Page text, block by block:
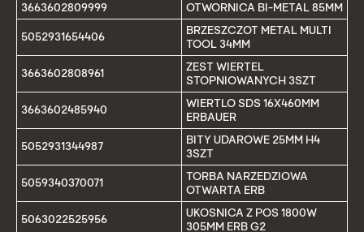
3663602809999
OTWORNICA BI-METAL 85MM
5052931654406
BRZESZCZOT METAL MULTI
TOOL 34MM
3663602808961
ZEST WIERTEL
STOPNIOWANYCH 3SZT
3663602485940
WIERTLO SDS 16X460MM
ERBAUER
5052931344987
BITY UDAROWE 25MM H4
3SZT
5059340370071
TORBA NARZEDZIOWA
OTWARTA ERB
5063022525956
UKOSNICA Z POS 1800W
305MM ERB G2